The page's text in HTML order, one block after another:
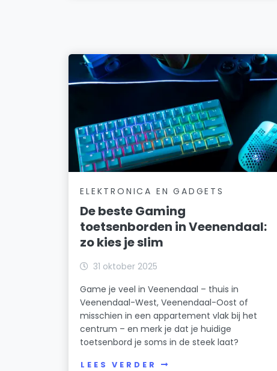
ELEKTRONICA EN GADGETS
De beste Gaming
toetsenborden in Veenendaal:
zo kies je slim
31 oktober 2025
Game je veel in Veenendaal – thuis in
Veenendaal-West, Veenendaal-Oost of
misschien in een appartement vlak bij het
centrum – en merk je dat je huidige
toetsenbord je soms in de steek laat?
LEES VERDER